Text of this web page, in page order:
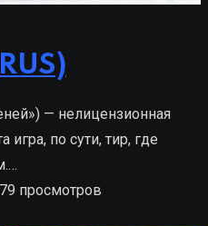
— нелицензионная
игра, по сути, тир, где
просмотров